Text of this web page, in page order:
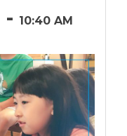
- 10:40 AM